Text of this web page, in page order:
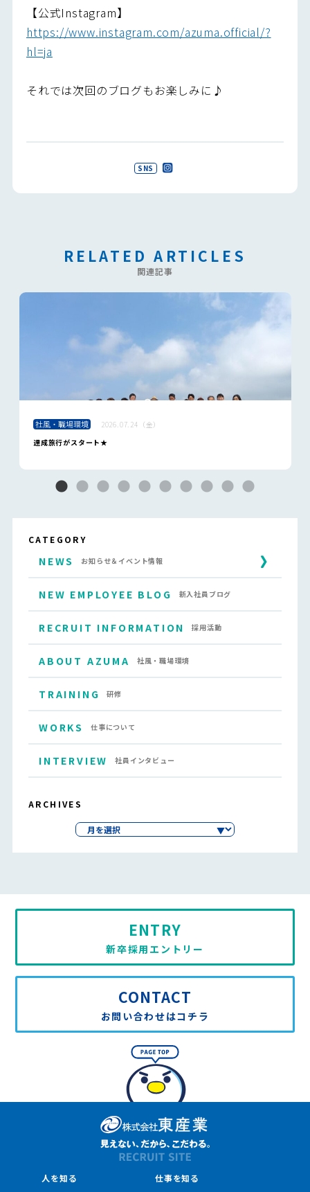
【公式Instagram】
https://www.instagram.com/azuma.official/?
hl=ja
それでは次回のブログもお楽しみに♪
SNS
CATEGORY
NEWS お知らせ＆イベント情報
NEW EMPLOYEE BLOG 新入社員ブログ
RECRUIT INFORMATION 採用活動
ABOUT AZUMA 社風・職場環境
TRAINING 研修
WORKS 仕事について
INTERVIEW 社員インタビュー
ARCHIVES
RELATED ARTICLES
関連記事
社風・職場環境
2026.07.24（金）
達成旅行がスタート★
CONTACT
お問い合わせはコチラ
ENTRY
新卒採用エントリー
人を知る 仕事を知る